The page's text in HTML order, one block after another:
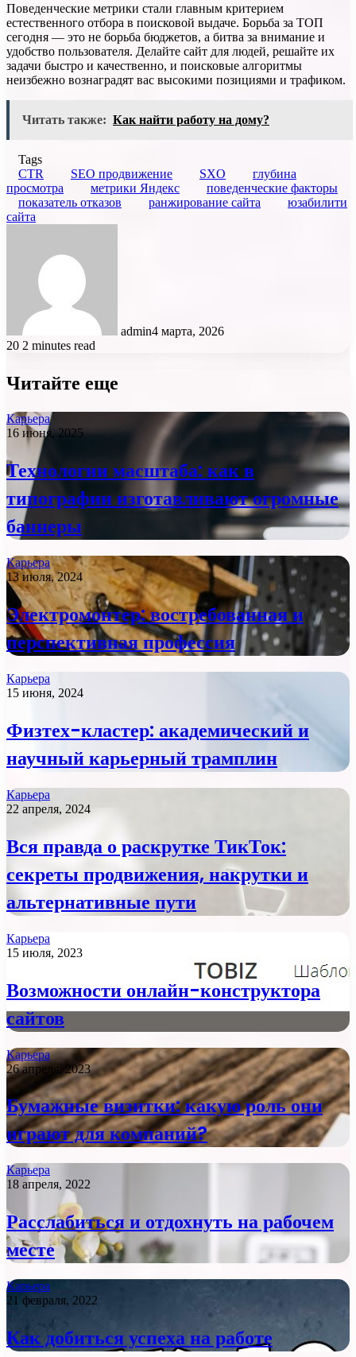
Поведенческие метрики стали главным критерием
естественного отбора в поисковой выдаче. Борьба за ТОП
сегодня — это не борьба бюджетов, а битва за внимание и
удобство пользователя. Делайте сайт для людей, решайте их
задачи быстро и качественно, и поисковые алгоритмы
неизбежно вознаградят вас высокими позициями и трафиком.
Читать также: Как найти работу на дому?
Tags
CTR
SEO продвижение SXO
глубина
просмотра
метрики Яндекс
поведенческие факторы
показатель отказов
ранжирование сайта
юзабилити
сайта
admin4 марта, 2026
20 2 minutes read
Читайте еще
Карьера
16 июня, 2025
Технологии масштаба: как в
типографии изготавливают огромные
баннеры
Карьера
13 июля, 2024
Электромонтер: востребованная и
перспективная профессия
Карьера
15 июня, 2024
Физтех-кластер: академический и
научный карьерный трамплин
Карьера
22 апреля, 2024
Вся правда о раскрутке ТикТок:
секреты продвижения, накрутки и
альтернативные пути
Карьера
15 июля, 2023
Возможности онлайн-конструктора
сайтов
Карьера
26 апреля, 2023
Бумажные визитки: какую роль они
играют для компаний?
Карьера
18 апреля, 2022
Расслабиться и отдохнуть на рабочем
месте
Карьера
21 февраля, 2022
Как добиться успеха на работе